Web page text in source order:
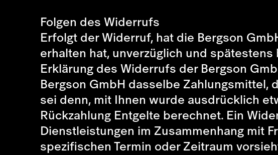
Folgen des Widerrufs
Erfolgt der Widerruf, hat die Bergson
erhalten hat, unverzüglich und spätestens
Erklärung des Widerrufs der Bergson
Bergson GmbH dasselbe Zahlungsmittel,
sei denn, mit Ihnen wurde ausdrücklich
Rückzahlung Entgelte berechnet. Ein
Dienstleistungen im Zusammenhang mit
spezifischen Termin oder Zeitraum